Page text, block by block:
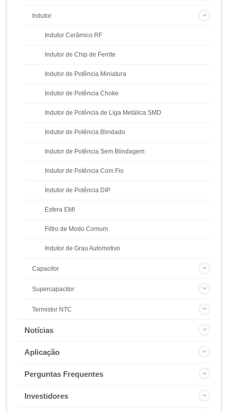
Indutor
Indutor Cerâmico RF
Indutor de Chip de Ferrite
Indutor de Potência Miniatura
Indutor de Potência Choke
Indutor de Potência de Liga Metálica SMD
Indutor de Potência Blindado
Indutor de Potência Sem Blindagem
Indutor de Potência Com Fio
Indutor de Potência DIP
Esfera EMI
Filtro de Modo Comum
Indutor de Grau Automotivo
Capacitor
Supercapacitor
Termistor NTC
Notícias
Aplicação
Perguntas Frequentes
Investidores